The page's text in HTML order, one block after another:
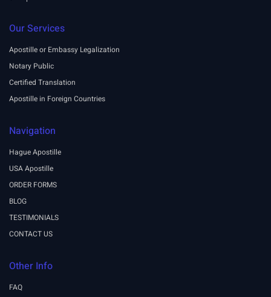
Our Services
Apostille or Embassy Legalization
Notary Public
Certified Translation
Apostille in Foreign Countries
Navigation
Hague Apostille
USA Apostille
ORDER FORMS
BLOG
TESTIMONIALS
CONTACT US
Other Info
FAQ